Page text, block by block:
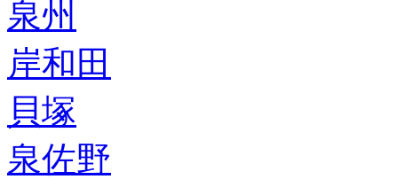
泉州
岸和田
貝塚
泉佐野